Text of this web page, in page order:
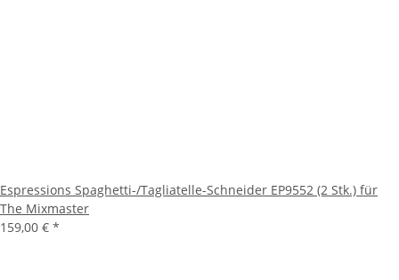
Espressions Spaghetti-/Tagliatelle-Schneider EP9552 (2 Stk.) für
The Mixmaster
159,00 € *